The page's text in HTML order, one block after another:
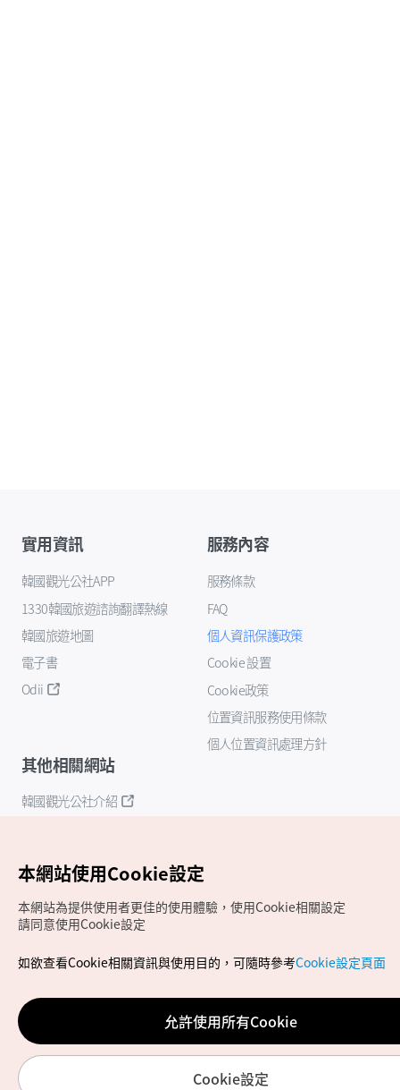
實用資訊
韓國觀光公社APP
1330韓國旅遊諮詢翻譯熱線
韓國旅遊地圖
電子書
Odii
服務內容
服務條款
FAQ
個人資訊保護政策
Cookie 設置
Cookie政策
位置資訊服務使用條款
個人位置資訊處理方針
其他相關網站
韓國觀光公社介紹
Copyrights (c) 韓國觀光公社版權所有
如有相關疑問或建議，歡迎來信至官方信箱
chinese_big5@knto.or.kr
本網站使用Cookie設定
本網站為提供使用者更佳的使用體驗，使用Cookie相關設定
請同意使用Cookie設定
如欲查看Cookie相關資訊與使用目的，可隨時參考Cookie設定頁面
允許使用所有Cookie
Cookie設定